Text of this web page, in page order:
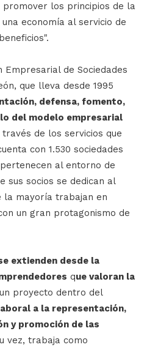
los principios de la
economía al servicio de
de Sociedades
que lleva desde 1995
defensa, fomento,
del modelo empresarial
través de los servicios que
con 1.530 sociedades
al entorno de
sus socios se dedican al
la mayoría trabajan en
un gran protagonismo de
extienden desde la
que valoran la
proyecto dentro del
a la representación,
y promoción de las
vez, trabaja como